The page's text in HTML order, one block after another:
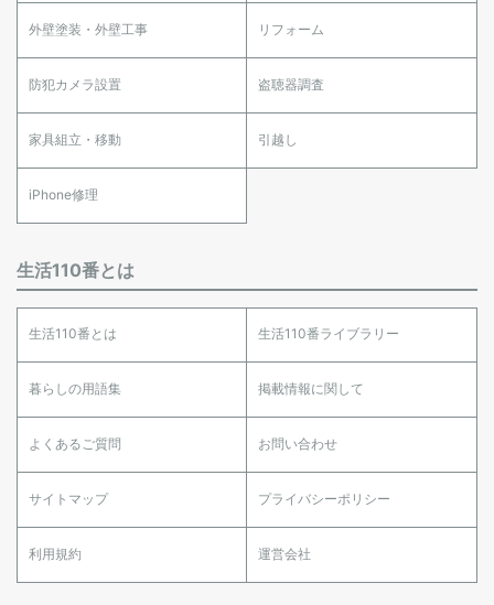
外壁塗装・外壁工事 リフォーム
防犯カメラ設置 盗聴器調査
家具組立・移動 引越し
iPhone修理
生活110番とは
生活110番とは 生活110番ライブラリー
暮らしの用語集 掲載情報に関して
よくあるご質問 お問い合わせ
サイトマップ プライバシーポリシー
利用規約 運営会社